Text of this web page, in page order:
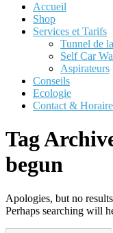
Accueil
Shop
Services et Tarifs
Tunnel de
Self Car
Aspirateurs
Conseils
Ecologie
Contact &
Tag
begun
Apologies, but no
Perhaps searching will